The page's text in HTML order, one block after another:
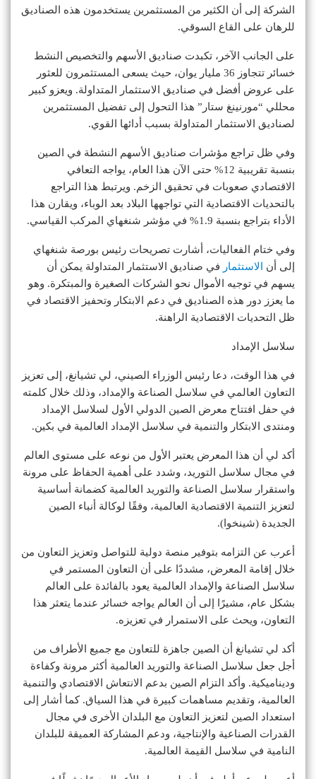
الشركة إلى أن الكثير من المستثمرين يستخدمون هذه الصناديق
للرهان على القاع السوقي.
على الجانب الآخر، تكبدت صناديق الأسهم والتخصيص النشط
خسائر تتجاوز 36 مليار يوان، حيث يسعى المستثمرون للعثور
على عروض أفضل في صناديق الاستثمار المتداولة. ويعزو كبير
محللي “مورنينغ ستار” هذا التحول إلى تفضيل المستثمرين
لصناديق الاستثمار المتداولة بسبب أدائها القوي.
وفي ظل تراجع مؤشرات صناديق الأسهم النشطة في الصين
بنسبة تقريبية 12% حتى الآن هذا العام، يواجه التعافي
الاقتصادي صعوبات في تحقيق الزخم. ويرتبط هذا التراجع
بالتحديات الاقتصادية التي تواجهها البلاد بعد الوباء، ويقارن هذا
الأداء بتراجع بنسبة 1.9% في مؤشر شنغهاي المركب القياسي.
وفي ختام الفعاليات، أشارت تصريحات رئيس بورصة شنغهاي
إلى أن
الاستثمار في صناديق الاستثمار المتداولة يمكن أن
يسهم في توجيه الأموال نحو الشركات الصغيرة والمبتكرة. وهو
ما يعزز دور هذه الصناديق في دعم الابتكار وتحفيز الاقتصاد في
ظل التحديات الاقتصادية الراهنة.
سلاسل الإمداد
في هذا الوقت، دعا رئيس الوزراء الصيني، لي تشيانغ، إلى تعزيز
التعاون العالمي في سلاسل الصناعة والإمداد، وذلك خلال كلمته
في حفل افتتاح معرض الصين الدولي الأول لسلاسل الإمداد
ومنتدى الابتكار والتنمية في سلاسل الإمداد العالمية في بكين.
أكد لي أن هذا المعرض يعتبر الأول من نوعه على مستوى العالم
في مجال سلاسل التوريد، وشدد على أهمية الحفاظ على مرونة
واستقرار سلاسل الصناعة والتوريد العالمية كضمانة أساسية
لتعزيز التنمية الاقتصادية العالمية، وفقًا لوكالة أنباء الصين
الجديدة (شينخوا).
أعرب عن التزامه بتوفير منصة دولية للتواصل وتعزيز التعاون من
خلال إقامة المعرض، مشددًا على أن التعاون المستمر في
سلاسل الصناعة والإمداد العالمية يعود بالفائدة على العالم
بشكل عام، مشيرًا إلى أن العالم يواجه خسائر عندما يتعثر هذا
التعاون، ويحث على الاستمرار في تعزيزه.
أكد لي تشيانغ أن الصين جاهزة للتعاون مع جميع الأطراف من
أجل جعل سلاسل الصناعة والتوريد العالمية أكثر مرونة وكفاءة
وديناميكية. وأكد التزام الصين بدعم الانتعاش الاقتصادي والتنمية
العالمية، وتقديم مساهمات كبيرة في هذا السياق. كما أشار إلى
استعداد الصين لتعزيز التعاون مع البلدان الأخرى في مجال
القدرات الصناعية والإنتاجية، ودعم المشاركة العميقة للبلدان
النامية في سلاسل القيمة العالمية.